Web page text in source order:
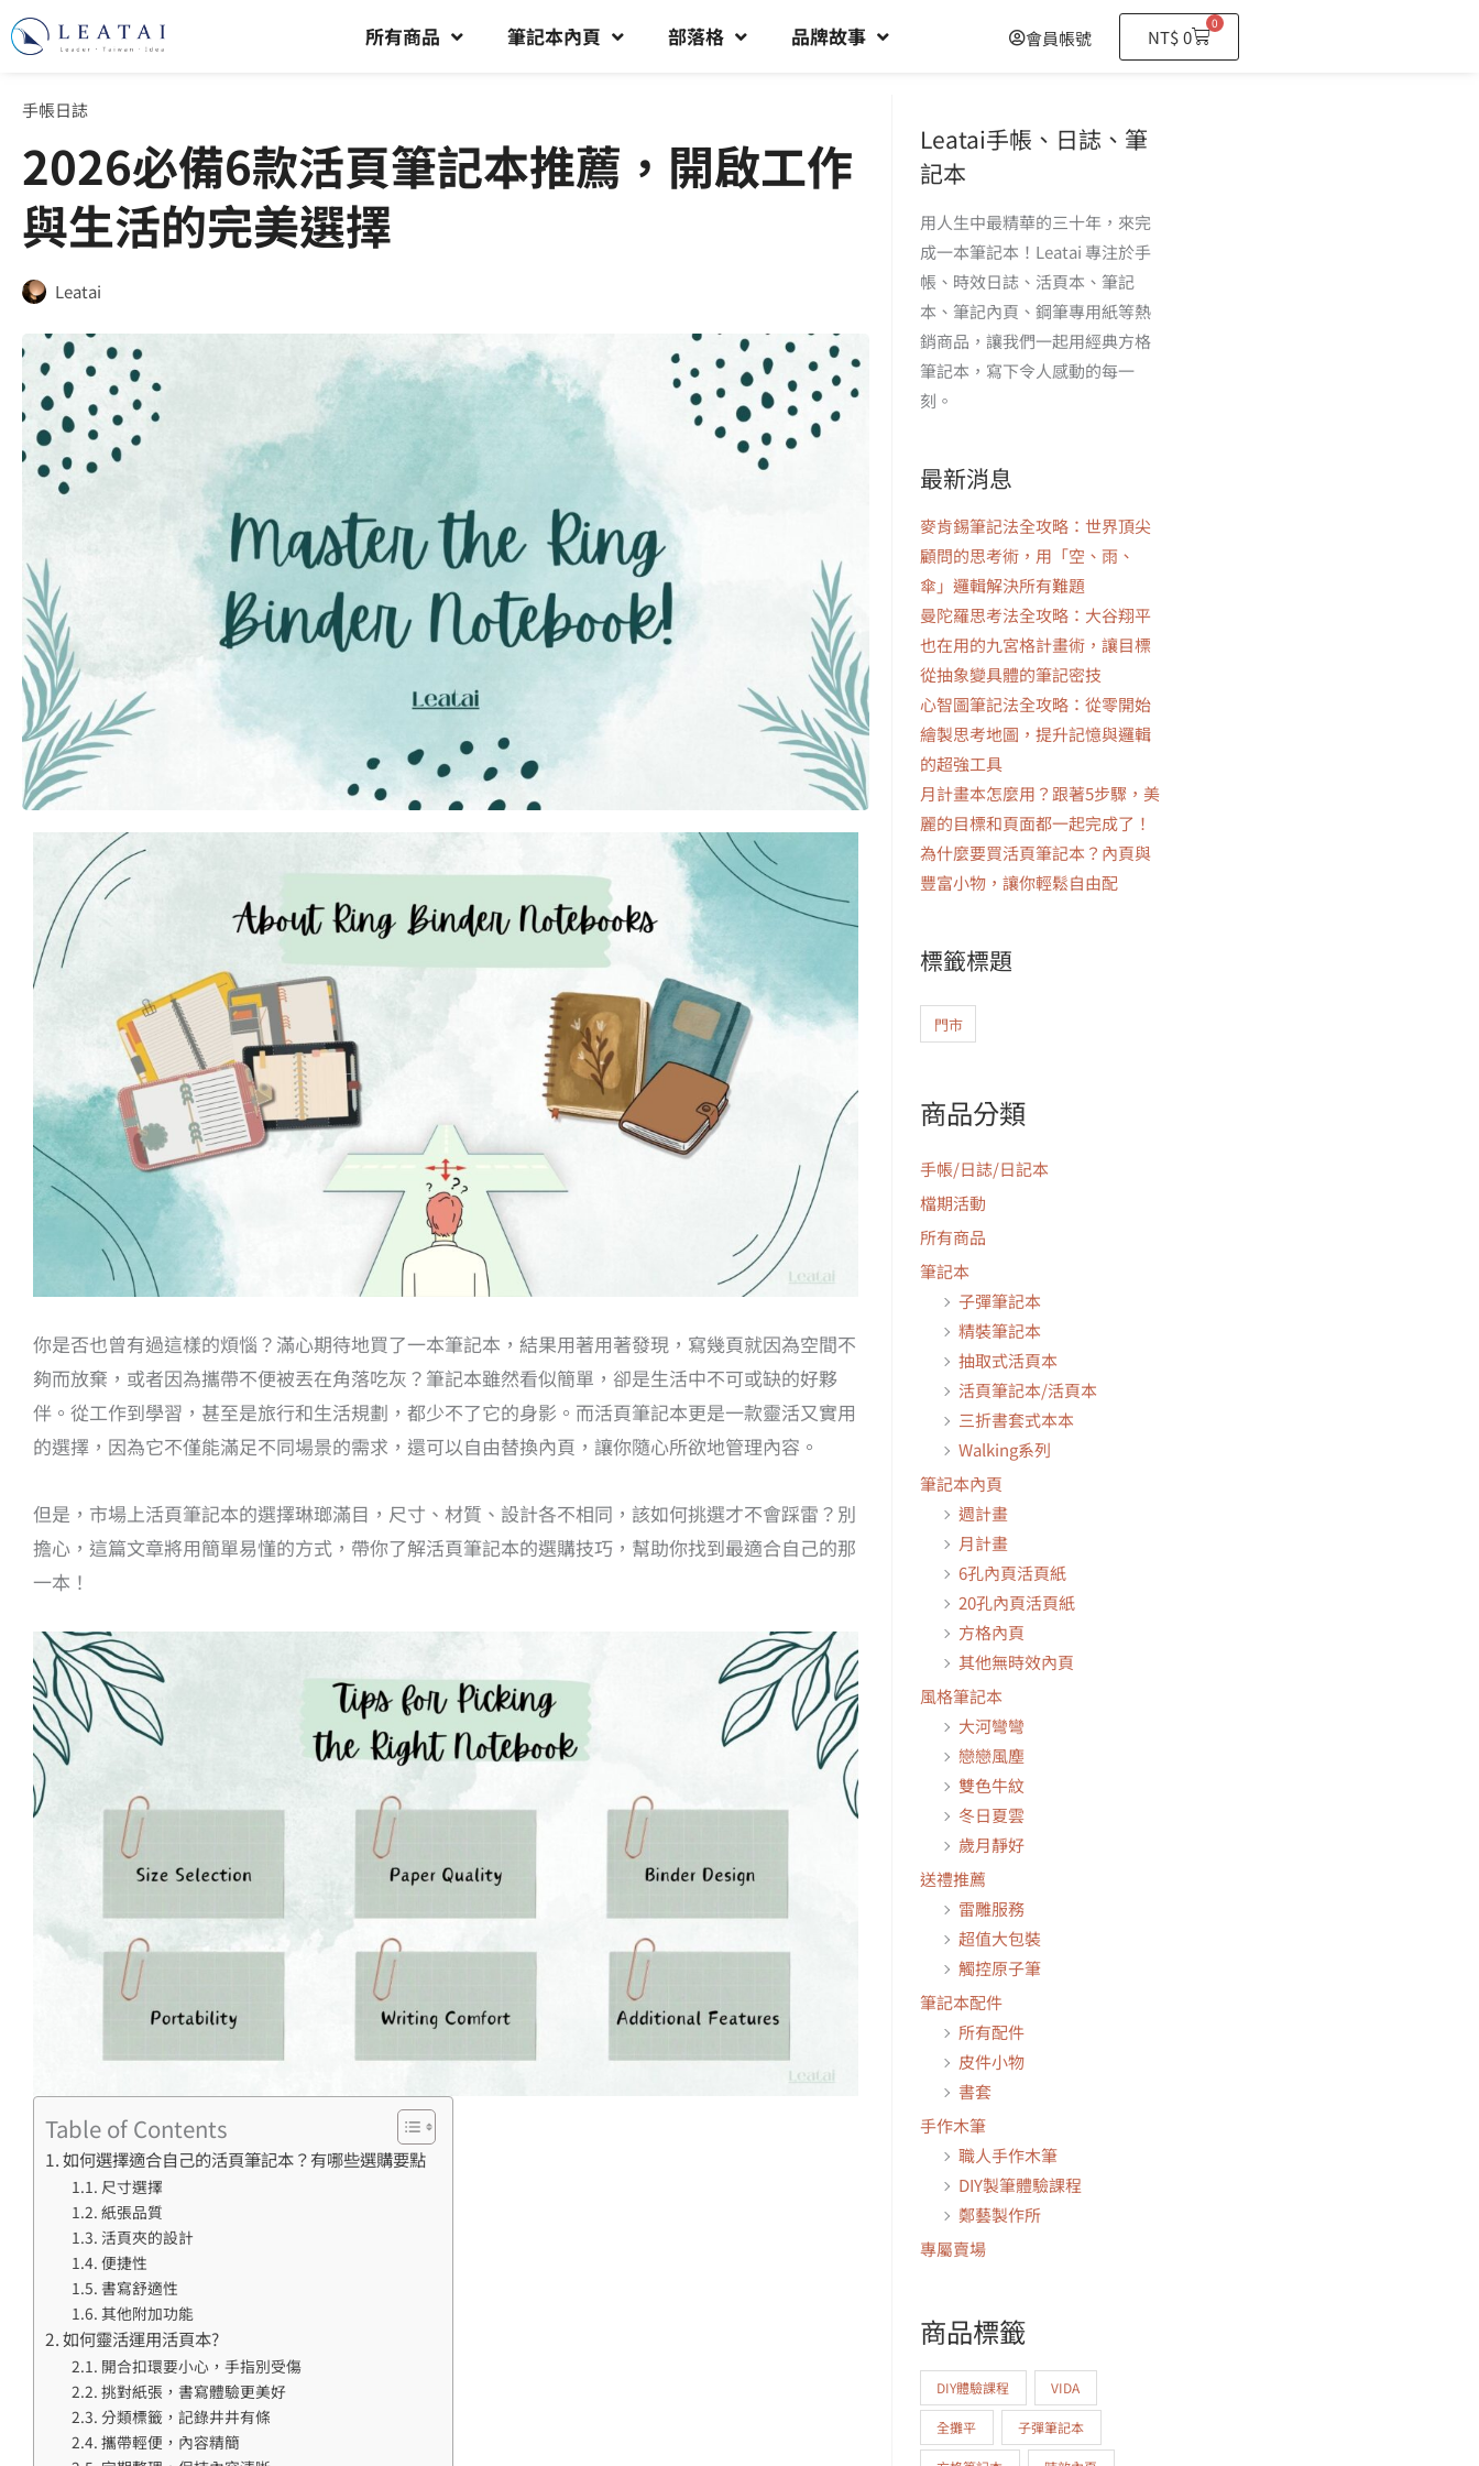
所有商品 筆記本內頁 部落格 品牌故事 會員帳號 NT$0
0
購
物
手帳日誌
2026必備6款活頁筆記本推薦，開啟工作
與生活的完美選擇
Leatai
你是否也曾有過這樣的煩惱？滿心期待地買了一本筆記本，結果用著用著發現，寫幾頁就因為空間不
夠而放棄，或者因為攜帶不便被丟在角落吃灰？筆記本雖然看似簡單，卻是生活中不可或缺的好夥
伴。從工作到學習，甚至是旅行和生活規劃，都少不了它的身影。而活頁筆記本更是一款靈活又實用
的選擇，因為它不僅能滿足不同場景的需求，還可以自由替換內頁，讓你隨心所欲地管理內容。
但是，市場上活頁筆記本的選擇琳瑯滿目，尺寸、材質、設計各不相同，該如何挑選才不會踩雷？別
擔心，這篇文章將用簡單易懂的方式，帶你了解活頁筆記本的選購技巧，幫助你找到最適合自己的那
一本！
Table of Contents
如何選擇適合自己的活頁筆記本？有哪些選購要點
尺寸選擇
紙張品質
活頁夾的設計
便捷性
書寫舒適性
其他附加功能
如何靈活運用活頁本?
開合扣環要小心，手指別受傷
挑對紙張，書寫體驗更美好
分類標籤，記錄井井有條
攜帶輕便，內容精簡
Leatai手帳、日誌、筆
記本
用人生中最精華的三十年，來完
成一本筆記本！Leatai 專注於手
帳、時效日誌、活頁本、筆記
本、筆記內頁、鋼筆專用紙等熱
銷商品，讓我們一起用經典方格
筆記本，寫下令人感動的每一
刻。
最新消息
麥肯錫筆記法全攻略：世界頂尖
顧問的思考術，用「空、雨、
傘」邏輯解決所有難題
曼陀羅思考法全攻略：大谷翔平
也在用的九宮格計畫術，讓目標
從抽象變具體的筆記密技
心智圖筆記法全攻略：從零開始
繪製思考地圖，提升記憶與邏輯
的超強工具
月計畫本怎麼用？跟著5步驟，美
麗的目標和頁面都一起完成了！
為什麼要買活頁筆記本？內頁與
豐富小物，讓你輕鬆自由配
標籤標題
門市
商品分類
手帳/日誌/日記本
檔期活動
所有商品
筆記本
子彈筆記本
精裝筆記本
抽取式活頁本
活頁筆記本/活頁本
三折書套式本本
Walking系列
筆記本內頁
週計畫
月計畫
6孔內頁活頁紙
20孔內頁活頁紙
方格內頁
其他無時效內頁
風格筆記本
大河彎彎
戀戀風塵
雙色牛紋
冬日夏雲
歲月靜好
送禮推薦
雷雕服務
超值大包裝
觸控原子筆
筆記本配件
所有配件
皮件小物
書套
手作木筆
職人手作木筆
DIY製筆體驗課程
鄭藝製作所
專屬賣場
商品標籤
DIY體驗課程 VIDA
全攤平 子彈筆記本